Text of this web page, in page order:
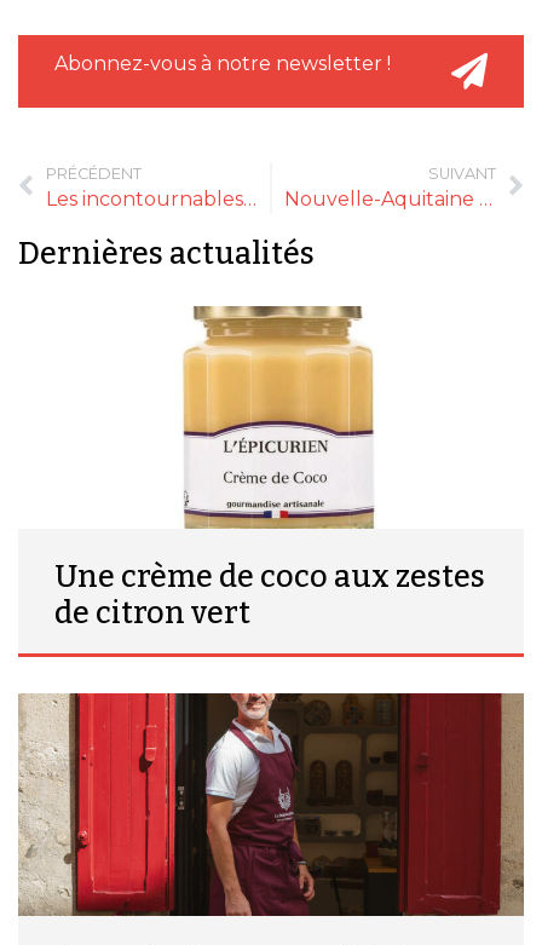
Abonnez-vous à notre newsletter !
PRÉCÉDENT
Les incontournables Plantin pour vos repas de fêtes
SUIVANT
Nouvelle-Aquitaine et Occitanie : le terrain de jeu de l’épicerie fine Le Cabas de Lola
Dernières actualités
Une crème de coco aux zestes
de citron vert